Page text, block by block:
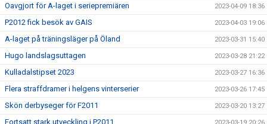
Oavgjort för A-laget i seriepremiären 2023-04-09 18:36
P2012 fick besök av GAIS 2023-04-03 19:06
A-laget på träningsläger på Öland 2023-03-31 15:40
Hugo landslagsuttagen 2023-03-28 21:22
Kulladalstipset 2023 2023-03-27 16:36
Flera straffdramer i helgens vinterserier 2023-03-26 17:45
Skön derbyseger för F2011 2023-03-20 13:27
Fortsatt stark utveckling i P2011